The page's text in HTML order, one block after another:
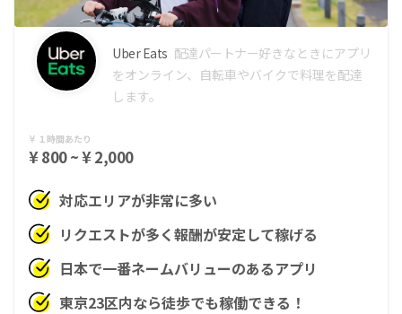
Uber Eats 配達パートナー好きなときにアプリ
をオンライン、自転車やバイクで料理を配達
します。
１時間あたり
¥ 800 ~ ¥ 2,000
対応エリアが非常に多い
リクエストが多く報酬が安定して稼げる
日本で一番ネームバリューのあるアプリ
東京23区内なら徒歩でも稼働できる！